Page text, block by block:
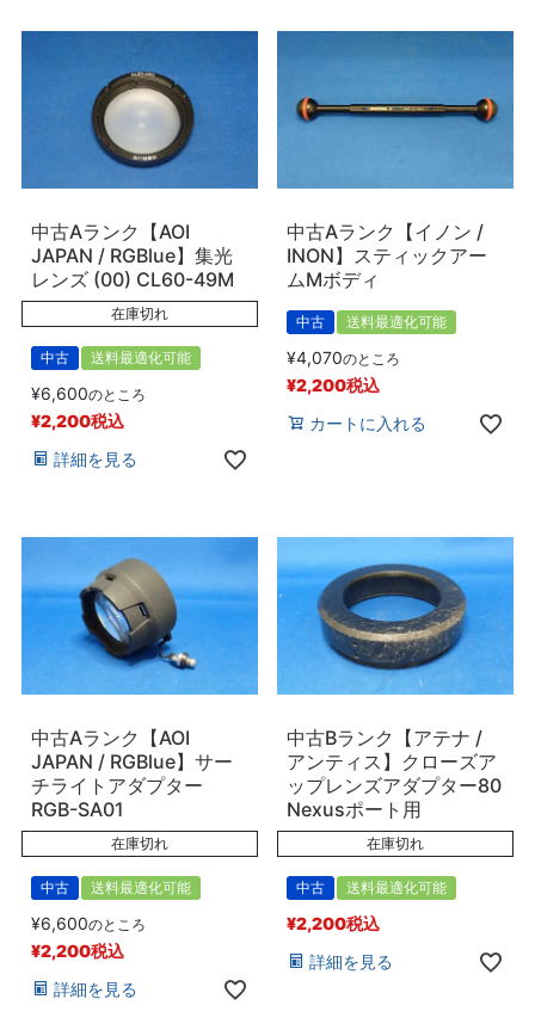
中古Aランク【AOI
JAPAN / RGBlue】集光
レンズ (00) CL60-49M
在庫切れ
中古 送料最適化可能
¥6,600のところ
¥2,200税込
詳細を見る
中古Aランク【イノン /
INON】スティックアー
ムMボディ
中古 送料最適化可能
¥4,070のところ
¥2,200税込
カートに入れる
中古Aランク【AOI
JAPAN / RGBlue】サー
チライトアダプター
RGB-SA01
在庫切れ
中古 送料最適化可能
¥6,600のところ
¥2,200税込
詳細を見る
中古Bランク【アテナ /
アンティス】クローズア
ップレンズアダプター80
Nexusポート用
在庫切れ
中古 送料最適化可能
¥2,200税込
詳細を見る